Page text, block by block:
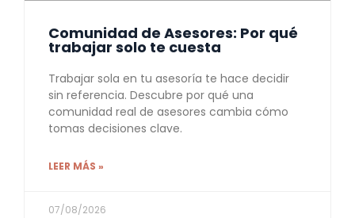
Comunidad de Asesores: Por qué
trabajar solo te cuesta
Trabajar sola en tu asesoría te hace decidir
sin referencia. Descubre por qué una
comunidad real de asesores cambia cómo
tomas decisiones clave.
LEER MÁS »
07/08/2026